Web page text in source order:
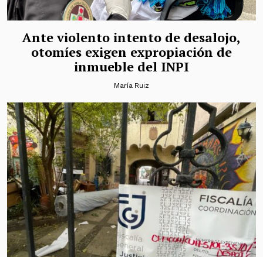
Ante violento intento de desalojo,
otomíes exigen expropiación de
inmueble del INPI
María Ruiz